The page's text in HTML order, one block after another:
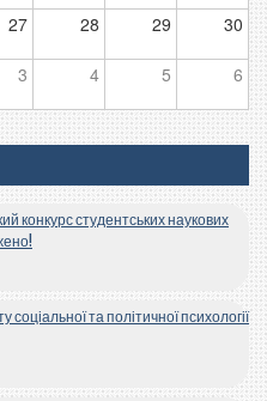
27 28 29 30
3 4 5 6
конкурс студентських наукових
та політичної психології